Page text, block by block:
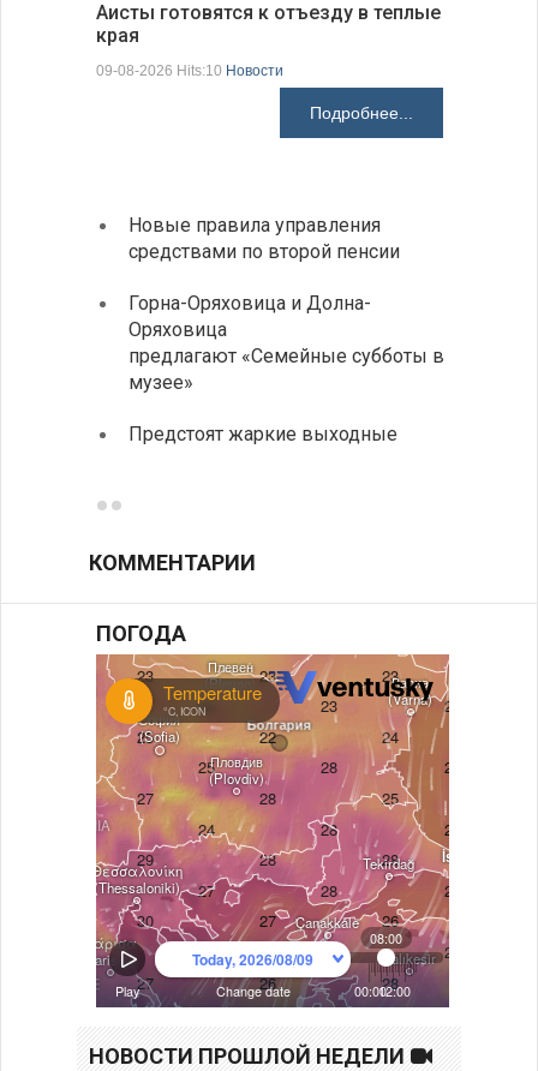
Аисты готовятся к отъезду в теплые
края
09-08-2026 Hits:10 Новости
Подробнее...
Новые правила управления
средствами по второй пенсии
Горна-Оряховица и Долна-
Оряховица
предлагают «Семейные субботы в
музее»
Предстоят жаркие выходные
КОММЕНТАРИИ
ПОГОДА
НОВОСТИ ПРОШЛОЙ НЕДЕЛИ